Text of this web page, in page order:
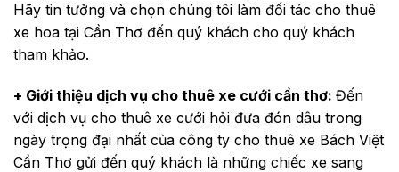
Hãy tin tưởng và chọn chúng tôi làm đối tác cho thuê
xe hoa tại Cần Thơ đến quý khách cho quý khách
tham khảo.
+ Giới thiệu dịch vụ cho thuê xe cưới cần thơ: Đến
với dịch vụ cho thuê xe cưới hỏi đưa đón dâu trong
ngày trọng đại nhất của công ty cho thuê xe Bách Việt
Cần Thơ gửi đến quý khách là những chiếc xe sang